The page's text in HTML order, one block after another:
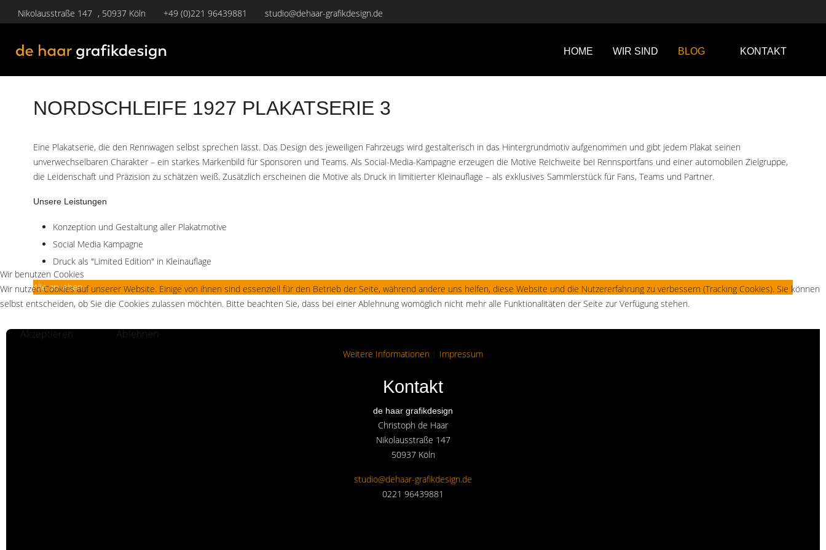
Nikolausstraße 147 , 50937 Köln +49 (0)221 96439881 studio@dehaar-grafikdesign.de
HOME WIR SIND BLOG KONTAKT
NORDSCHLEIFE 1927 PLAKATSERIE 3
Eine Plakatserie, die den Rennwagen selbst sprechen lässt. Das Design des jeweiligen Fahrzeugs wird gestalterisch in das Hintergrundmotiv aufgenommen und gibt jedem Plakat seinen
unverwechselbaren Charakter – ein starkes Markenbild für Sponsoren und Teams. Als Social-Media-Kampagne erzeugen die Motive Reichweite bei Rennsportfans und einer automobilen Zielgruppe,
die Leidenschaft und Präzision zu schätzen weiß. Zusätzlich erscheinen die Motive als Druck in limitierter Kleinauflage – als exklusives Sammlerstück für Fans, Teams und Partner.
Unsere Leistungen
Konzeption und Gestaltung aller Plakatmotive
Social Media Kampagne
Druck als "Limited Edition" in Kleinauflage
Alle ansehen
Kontakt
de haar grafikdesign
Christoph de Haar
Nikolausstraße 147
50937 Köln
studio@dehaar-grafikdesign.de
0221 96439881
Wir benutzen Cookies
Wir nutzen Cookies auf unserer Website. Einige von ihnen sind essenziell für den Betrieb der Seite, während andere uns helfen, diese Website und die Nutzererfahrung zu verbessern (Tracking Cookies). Sie können
selbst entscheiden, ob Sie die Cookies zulassen möchten. Bitte beachten Sie, dass bei einer Ablehnung womöglich nicht mehr alle Funktionalitäten der Seite zur Verfügung stehen.
Akzeptieren Ablehnen
Weitere Informationen Impressum